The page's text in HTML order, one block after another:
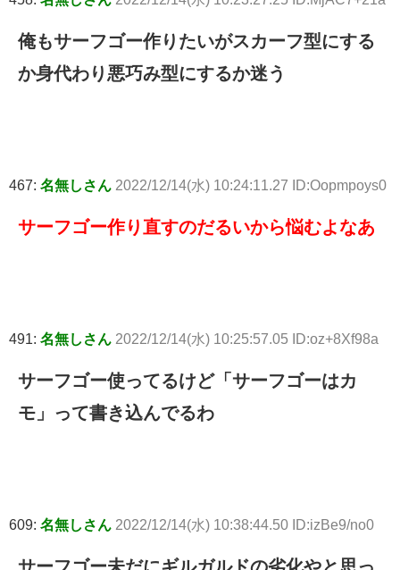
俺もサーフゴー作りたいがスカーフ型にする
か身代わり悪巧み型にするか迷う
467: 名無しさん 2022/12/14(水) 10:24:11.27 ID:Oopmpoys0
サーフゴー作り直すのだるいから悩むよなあ
491: 名無しさん 2022/12/14(水) 10:25:57.05 ID:oz+8Xf98a
サーフゴー使ってるけど「サーフゴーはカ
モ」って書き込んでるわ
609: 名無しさん 2022/12/14(水) 10:38:44.50 ID:izBe9/no0